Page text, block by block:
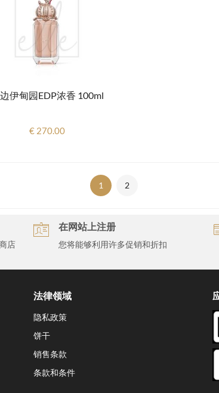
伊甸园EDP浓香 100ml
€ 270.00
1 2
店
在网站上注册
您将能够利用许多促销和折扣
法律领域
隐私政策
饼干
销售条款
条款和条件